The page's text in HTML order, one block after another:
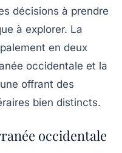
décisions à prendre
à explorer. La
en deux
occidentale et la
offrant des
bien distincts.
occidentale